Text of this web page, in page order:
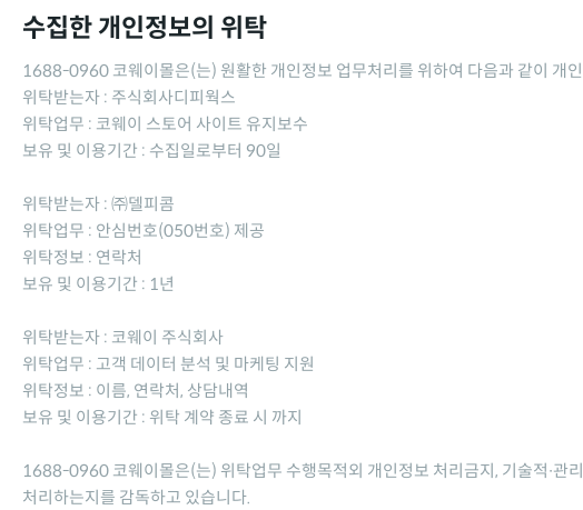
수집한 개인정보의 위탁
1688-0960 코웨이몰은(는) 원활한 개인정보 업무처리를 위하여 다음과 같이 개
위탁받는자 : 주식회사디피웍스
위탁업무 : 코웨이 스토어 사이트 유지보수
보유 및 이용기간 : 수집일로부터 90일
위탁받는자 : ㈜델피콤
위탁업무 : 안심번호(050번호) 제공
위탁정보 : 연락처
보유 및 이용기간 : 1년
위탁받는자 : 코웨이 주식회사
위탁업무 : 고객 데이터 분석 및 마케팅 지원
위탁정보 : 이름, 연락처, 상담내역
보유 및 이용기간 : 위탁 계약 종료 시 까지
1688-0960 코웨이몰은(는) 위탁업무 수행목적외 개인정보 처리금지, 기술적∙관
처리하는지를 감독하고 있습니다.